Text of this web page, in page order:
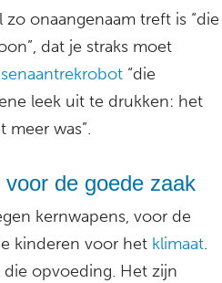
onaangenaam treft is “die
dat je straks moet
“die
leek uit te drukken: het
meer was”.
de goede zaak
kernwapens, voor de
kinderen voor het klimaat.
die opvoeding. Het zijn